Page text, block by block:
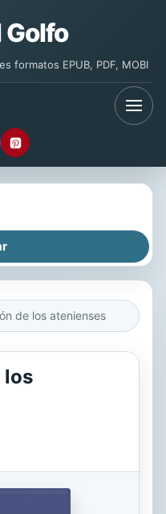
Golfo
formatos EPUB, PDF, MOBI
de los atenienses
los